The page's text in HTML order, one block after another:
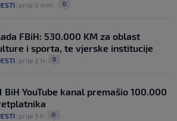
prije 0 min. 0
FBiH: 530.000 KM za oblast
i sporta, te vjerske institucije
prije 2 h 0
BiH YouTube kanal premašio 100.000
prije 5 h 0